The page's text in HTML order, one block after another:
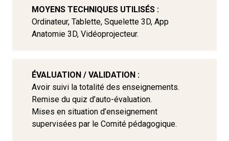
MOYENS TECHNIQUES UTILISÉS :
Ordinateur, Tablette, Squelette 3D, App
Anatomie 3D, Vidéoprojecteur.
ÉVALUATION / VALIDATION :
Avoir suivi la totalité des enseignements.
Remise du quiz d’auto-évaluation.
Mises en situation d’enseignement
supervisées par le Comité pédagogique.